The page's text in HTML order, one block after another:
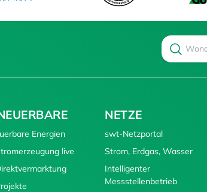
Search
Energien
live
NETZE
swt-Netzportal
Strom, Erdgas, Wasser
Intelligenter
Messstellenbetrieb